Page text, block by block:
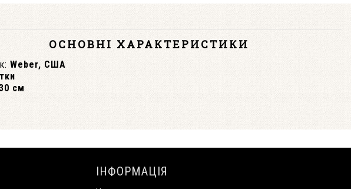
ОСНОВНІ ХАРАКТЕРИСТИКИ
Weber, США
см
ІНФОРМАЦІЯ